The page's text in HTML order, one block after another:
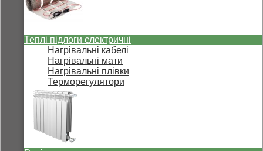
Теплі підлоги електричні
Нагрівальні кабелі
Нагрівальні мати
Нагрівальні плівки
Терморегулятори